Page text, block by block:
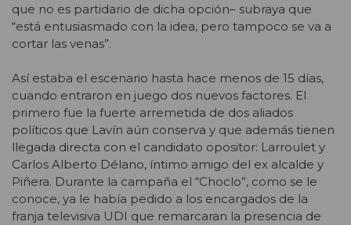
que no es partidario de dicha opción– subraya que
“está entusiasmado con la idea, pero tampoco se va a
cortar las venas”.
Así estaba el escenario hasta hace menos de 15 días,
cuando entraron en juego dos nuevos factores. El
primero fue la fuerte arremetida de dos aliados
políticos que Lavín aún conserva y que además tienen
llegada directa con el candidato opositor: Larroulet y
Carlos Alberto Délano, íntimo amigo del ex alcalde y
Piñera. Durante la campaña el “Choclo”, como se le
conoce, ya le había pedido a los encargados de la
franja televisiva UDI que remarcaran la presencia de